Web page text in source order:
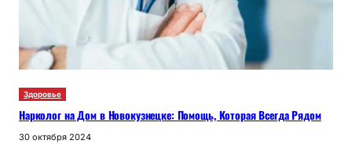
Здоровье
Нарколог на Дом в Новокузнецке: Помощь, Которая Всегда Рядом
30 октября 2024